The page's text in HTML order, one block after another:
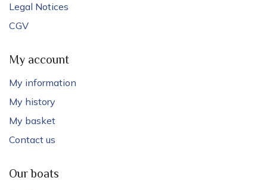
Legal Notices
CGV
My account
My information
My history
My basket
Contact us
Our boats